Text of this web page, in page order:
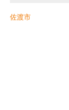
佐渡市